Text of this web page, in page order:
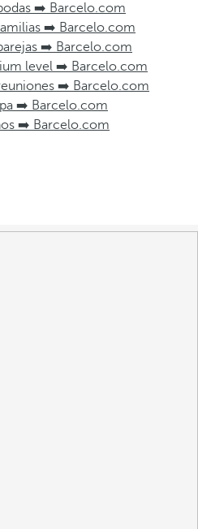
➡️ Barcelo.com
➡️ Barcelo.com
➡️ Barcelo.com
level ➡️ Barcelo.com
➡️ Barcelo.com
➡️ Barcelo.com
➡️ Barcelo.com